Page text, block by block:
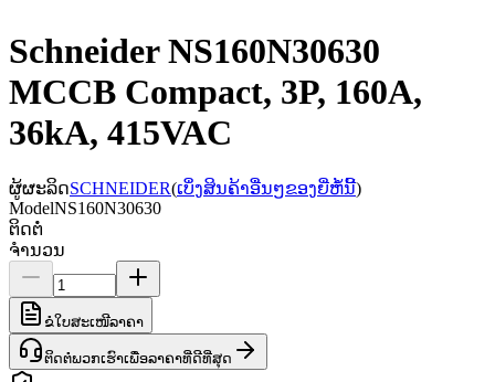
Schneider NS160N30630
MCCB Compact, 3P, 160A,
36kA, 415VAC
ຜູ້ຜະລິດSCHNEIDER(ເບິ່ງສິນຄ້າອື່ນໆຂອງຍີ່ຫໍ້ນີ້)
ModelNS160N30630
ຕິດຕໍ່
ຈຳນວນ
ຂໍໃບສະເໜີລາຄາ
ຕິດຕໍ່ພວກເຮົາເພື່ອລາຄາທີ່ດີທີ່ສຸດ